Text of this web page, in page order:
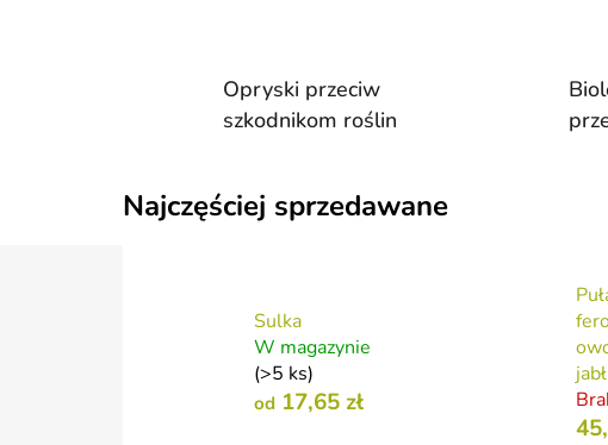
Opryski przeciw
szkodnikom roślin
Najczęściej sprzedawane
Sulka
W magazynie
(>5 ks)
od 17,65 zł